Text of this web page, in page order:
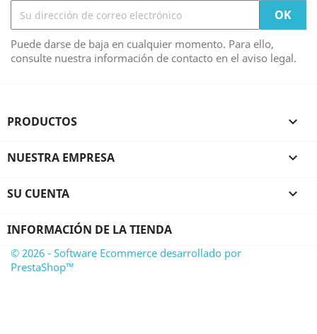
Puede darse de baja en cualquier momento. Para ello,
consulte nuestra información de contacto en el aviso legal.
PRODUCTOS 
NUESTRA EMPRESA 
SU CUENTA 
INFORMACIÓN DE LA TIENDA
© 2026 - Software Ecommerce desarrollado por
PrestaShop™